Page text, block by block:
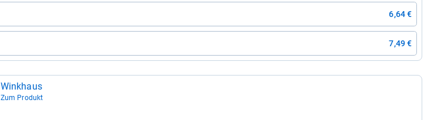
6,64 €
7,49 €
Winkhaus
Zum Produkt